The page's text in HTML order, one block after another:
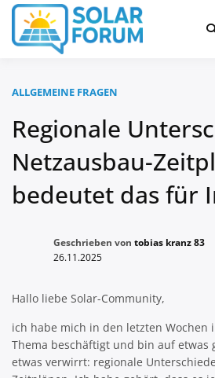
Zum
Inhalt
springen
Solar
ALLGEMEINE FRAGEN
Regionale
Netzausbau-
bedeutet das für
Geschrieben von tobias kranz 83
26.11.2025
Hallo liebe Solar-Community,
ich habe mich in den letzten Wochen
Thema beschäftigt und bin auf etwas
etwas verwirrt: regionale